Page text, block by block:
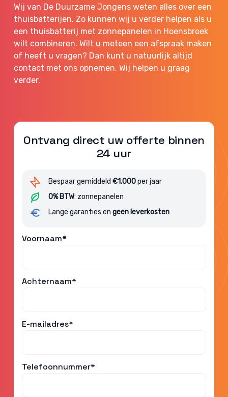
Wij van De Duurzame Jongens weten alles over een
thuisbatterijen. Zo kunnen wij u verder helpen als u
een thuisbatterij met zonnepanelen in Hoensbroek
wilt combineren. Wilt u meteen een afspraak maken
of heeft u vragen? Dan kunt u natuurlijk altijd
contact met ons opnemen. Wij helpen u graag
verder.
Ontvang direct uw offerte binnen
24 uur
Bespaar gemiddeld€1.000per jaar
0% BTW: zonnepanelen
Lange garanties engeen leverkosten
Voornaam*
Achternaam*
E-mailadres*
Telefoonnummer*